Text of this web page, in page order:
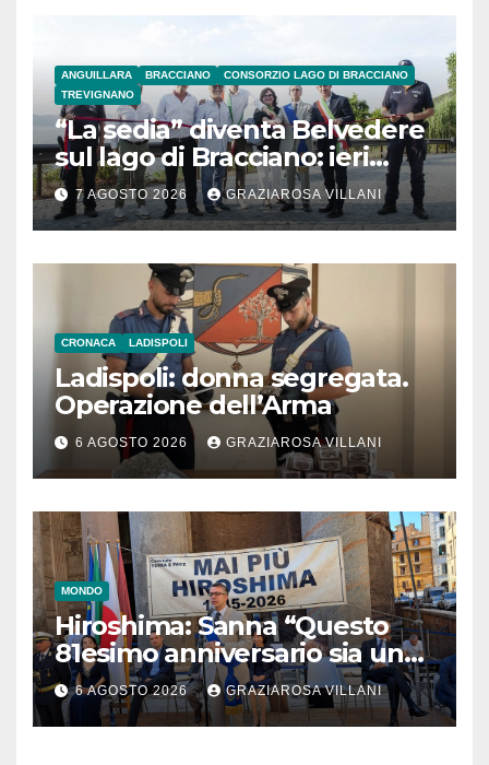
ANGUILLARA BRACCIANO
CONSORZIO LAGO DI BRACCIANO
TREVIGNANO
“La sedia” diventa Belvedere
sul lago di Bracciano: ieri
l’inaugurazione
7 AGOSTO 2026 GRAZIAROSA VILLANI
CRONACA LADISPOLI
Ladispoli: donna segregata.
Operazione dell’Arma
6 AGOSTO 2026 GRAZIAROSA VILLANI
MONDO
Hiroshima: Sanna “Questo
81esimo anniversario sia un
monito per tutti”
6 AGOSTO 2026 GRAZIAROSA VILLANI